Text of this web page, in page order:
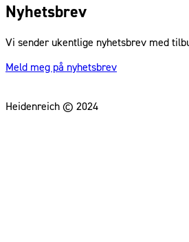
Nyhetsbrev
Vi sender ukentlige nyhetsbrev med
Meld meg på nyhetsbrev
Heidenreich © 2024